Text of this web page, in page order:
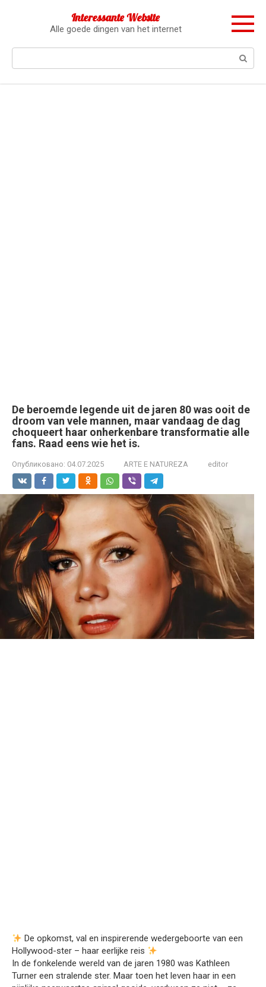
Interessante Website
Alle goede dingen van het internet
De beroemde legende uit de jaren 80 was ooit de
droom van vele mannen, maar vandaag de dag
choqueert haar onherkenbare transformatie alle
fans. Raad eens wie het is.
Опубликовано: 04.07.2025 ARTE E NATUREZA editor
De opkomst, val en inspirerende wedergeboorte van een
Hollywood-ster – haar eerlijke reis
In de fonkelende wereld van de jaren 1980 was Kathleen
Turner een stralende ster. Maar toen het leven haar in een